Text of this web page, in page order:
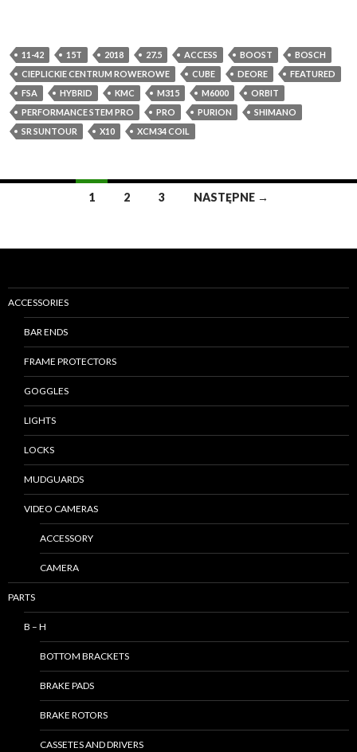
11-42 15T 2018 27.5 ACCESS BOOST
BOSCH
CIEPLICKIE CENTRUM ROWEROWE
CUBE DEORE
FEATURED
FSA
HYBRID KMC M315 M6000
ORBIT
PERFORMANCE STEM PRO
PRO PURION
SHIMANO
SR SUNTOUR
X10 XCM34 COIL
po
wpisach
1 2 3 NASTĘPNE →
ACCESSORIES
BAR ENDS
FRAME PROTECTORS
GOGGLES
LIGHTS
LOCKS
MUDGUARDS
VIDEO CAMERAS
ACCESSORY
CAMERA
PARTS
B – H
BOTTOM BRACKETS
BRAKE PADS
BRAKE ROTORS
CASSETES AND DRIVERS